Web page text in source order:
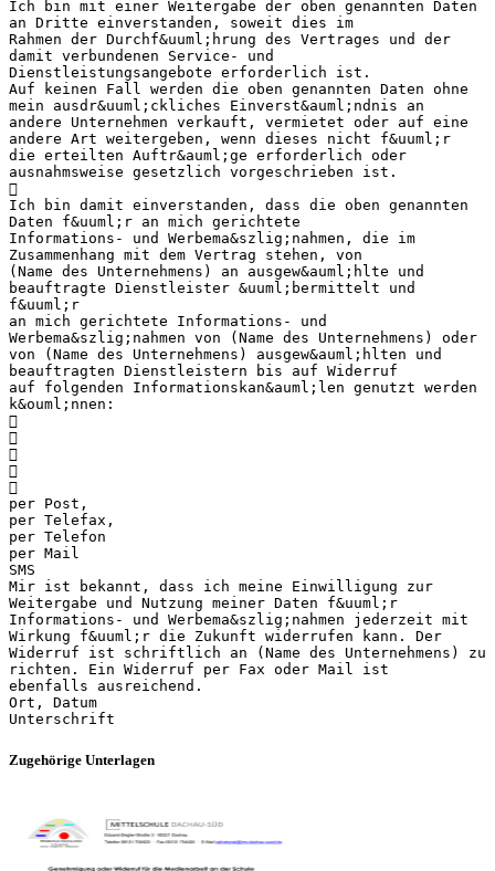
Ich bin mit einer Weitergabe der oben genannten Daten
an Dritte einverstanden, soweit dies im
Rahmen der Durchf&uuml;hrung des Vertrages und der
damit verbundenen Service- und
Dienstleistungsangebote erforderlich ist.
Auf keinen Fall werden die oben genannten Daten ohne
mein ausdr&uuml;ckliches Einverst&auml;ndnis an
andere Unternehmen verkauft, vermietet oder auf eine
andere Art weitergeben, wenn dieses nicht f&uuml;r
die erteilten Auftr&auml;ge erforderlich oder
ausnahmsweise gesetzlich vorgeschrieben ist.

Ich bin damit einverstanden, dass die oben genannten
Daten f&uuml;r an mich gerichtete
Informations- und Werbema&szlig;nahmen, die im
Zusammenhang mit dem Vertrag stehen, von
(Name des Unternehmens) an ausgew&auml;hlte und
beauftragte Dienstleister &uuml;bermittelt und
f&uuml;r
an mich gerichtete Informations- und
Werbema&szlig;nahmen von (Name des Unternehmens) oder
von (Name des Unternehmens) ausgew&auml;hlten und
beauftragten Dienstleistern bis auf Widerruf
auf folgenden Informationskan&auml;len genutzt werden
k&ouml;nnen:





per Post,
per Telefax,
per Telefon
per Mail
SMS
Mir ist bekannt, dass ich meine Einwilligung zur
Weitergabe und Nutzung meiner Daten f&uuml;r
Informations- und Werbema&szlig;nahmen jederzeit mit
Wirkung f&uuml;r die Zukunft widerrufen kann. Der
Widerruf ist schriftlich an (Name des Unternehmens) zu
richten. Ein Widerruf per Fax oder Mail ist
ebenfalls ausreichend.
Ort, Datum
Zugehörige Unterlagen